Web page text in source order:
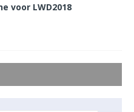
voor LWD2018